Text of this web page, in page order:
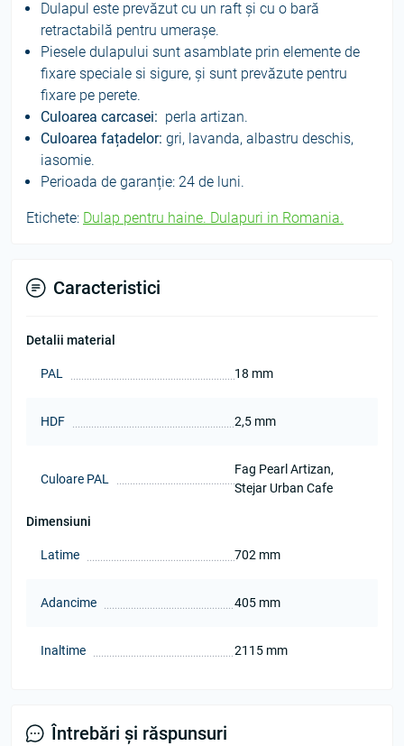
Dulapul este prevăzut cu un raft și cu o bară
retractabilă pentru umerașe.
Piesele dulapului sunt asamblate prin elemente de
fixare speciale si sigure, și sunt prevăzute pentru
fixare pe perete.
Culoarea carcasei: perla artizan.
Culoarea fațadelor: gri, lavanda, albastru deschis,
iasomie.
Perioada de garanție: 24 de luni.
Etichete: Dulap pentru haine. Dulapuri in Romania.
Caracteristici
Detalii material
PAL 18 mm
HDF 2,5 mm
Culoare PAL
Fag Pearl Artizan,
Stejar Urban Cafe
Dimensiuni
Latime 702 mm
Adancime 405 mm
Inaltime 2115 mm
Întrebări și răspunsuri